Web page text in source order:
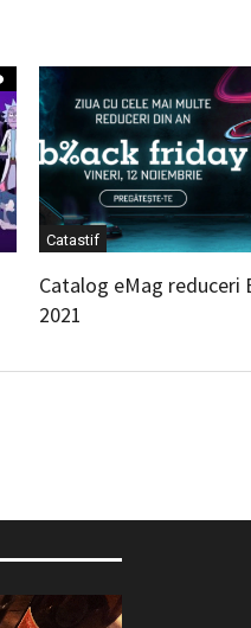
Catastif
Catalog eMag reduceri
2021